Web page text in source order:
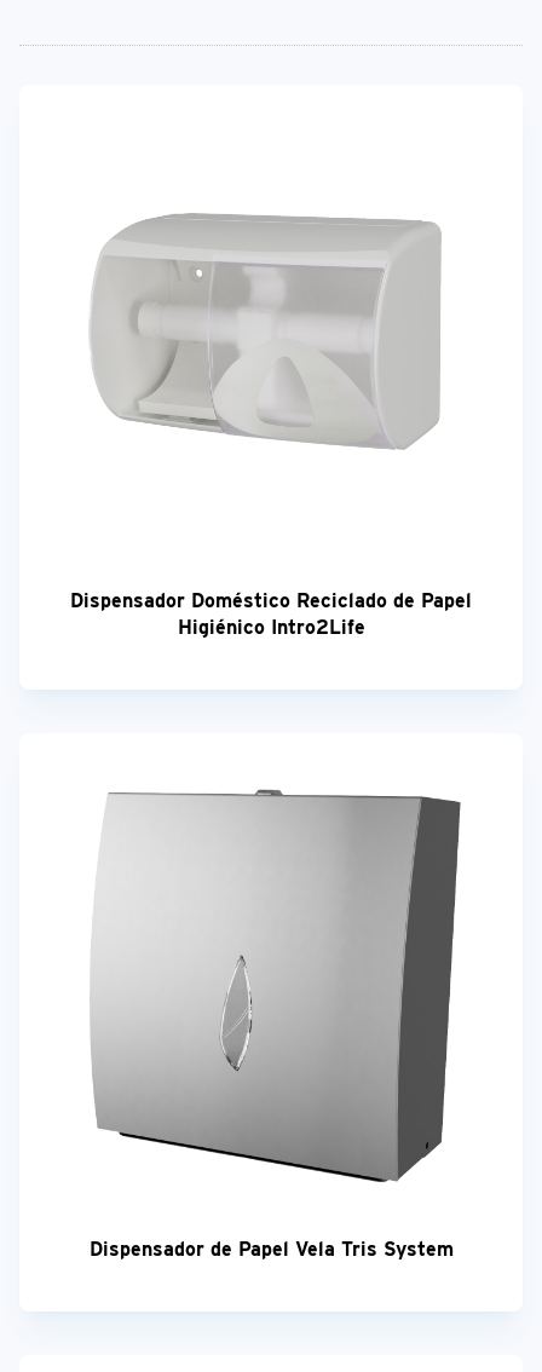
Dispensador Doméstico Reciclado de Papel
Higiénico Intro2Life
Dispensador de Papel Vela Tris System